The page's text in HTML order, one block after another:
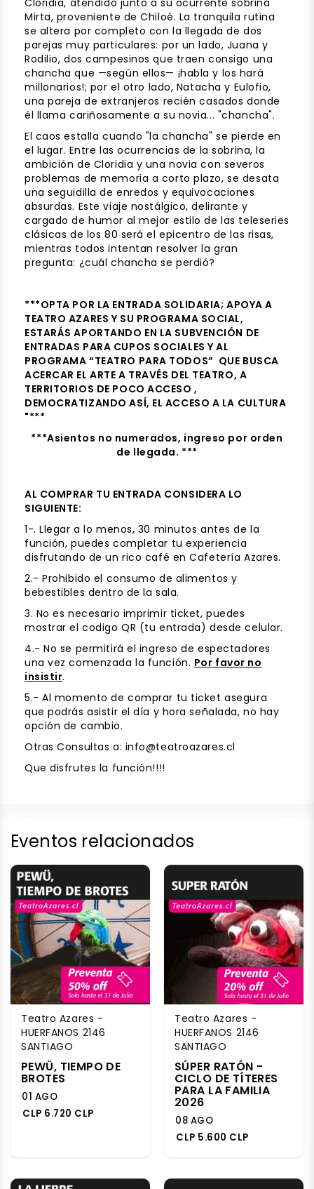
Cloridia, atendido junto a su ocurrente sobrina
Mirta, proveniente de Chiloé. La tranquila rutina
se altera por completo con la llegada de dos
parejas muy particulares: por un lado, Juana y
Rodilio, dos campesinos que traen consigo una
chancha que —según ellos— ¡habla y los hará
millonarios!; por el otro lado, Natacha y Eulofio,
una pareja de extranjeros recién casados donde
él llama cariñosamente a su novia... "chancha".
El caos estalla cuando "la chancha" se pierde en
el lugar. Entre las ocurrencias de la sobrina, la
ambición de Cloridia y una novia con severos
problemas de memoria a corto plazo, se desata
una seguidilla de enredos y equivocaciones
absurdas. Este viaje nostálgico, delirante y
cargado de humor al mejor estilo de las teleseries
clásicas de los 80 será el epicentro de las risas,
mientras todos intentan resolver la gran
pregunta: ¿cuál chancha se perdió?
***OPTA POR LA ENTRADA SOLIDARIA; APOYA A
TEATRO AZARES Y SU PROGRAMA SOCIAL,
ESTARÁS APORTANDO EN LA SUBVENCIÓN DE
ENTRADAS PARA CUPOS SOCIALES Y AL
PROGRAMA “TEATRO PARA TODOS” QUE BUSCA
ACERCAR EL ARTE A TRAVÉS DEL TEATRO, A
TERRITORIOS DE POCO ACCESO ,
DEMOCRATIZANDO ASÍ, EL ACCESO A LA CULTURA
"***
***Asientos no numerados, ingreso por orden
de llegada. ***
AL COMPRAR TU ENTRADA CONSIDERA LO
SIGUIENTE:
1-. Llegar a lo menos, 30 minutos antes de la
función, puedes completar tu experiencia
disfrutando de un rico café en Cafetería Azares.
2.- Prohibido el consumo de alimentos y
bebestibles dentro de la sala.
3. No es necesario imprimir ticket, puedes
mostrar el codigo QR (tu entrada) desde celular.
4.- No se permitirá el ingreso de espectadores
una vez comenzada la función. Por favor no
insistir.
5.- Al momento de comprar tu ticket asegura
que podrás asistir el día y hora señalada, no hay
opción de cambio.
Otras Consultas a: info@teatroazares.cl
Que disfrutes la función!!!!
Eventos relacionados
Teatro Azares -
HUERFANOS 2146
SANTIAGO
PEWÜ, TIEMPO DE
BROTES
01 AGO
CLP 6.720 CLP
Teatro Azares -
HUERFANOS 2146
SANTIAGO
SÚPER RATÓN -
CICLO DE TÍTERES
PARA LA FAMILIA
2026
08 AGO
CLP 5.600 CLP